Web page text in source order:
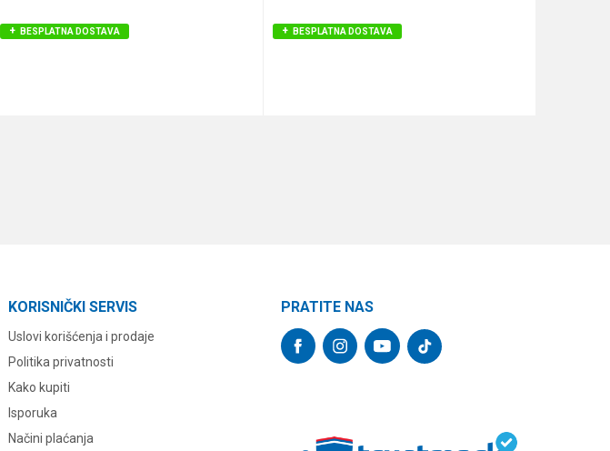
BESPLATNA DOSTAVA BESPLATNA DOSTAVA
KORISNIČKI SERVIS
Uslovi korišćenja i prodaje
Politika privatnosti
Kako kupiti
Isporuka
Načini plaćanja
PRATITE NAS